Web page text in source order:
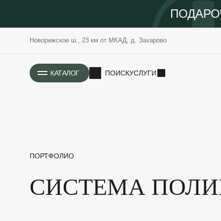
Новорижское ш., 23 км от МКАД, д. Захарово
КАТАЛОГ ПОИСКУСЛУГИ
ПОРТФОЛИО
РАСТЕНИЯ
ОЗЕЛЕНЕНИЕ
ИСТОРИЯ
СИСТЕМА